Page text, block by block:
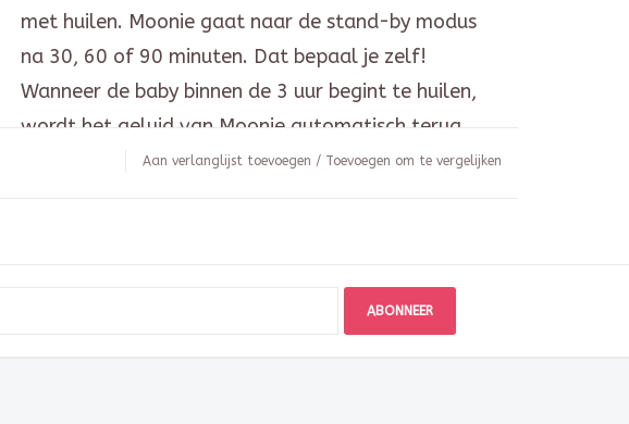
met huilen. Moonie gaat naar de stand-by modus
na 30, 60 of 90 minuten. Dat bepaal je zelf!
Wanneer de baby binnen de 3 uur begint te huilen,
wordt het geluid van Moonie automatisch terug
geactiveerd. In deze smart cry detector modus gaat
Aan verlanglijst toevoegen / Toevoegen om te vergelijken
ABONNEER